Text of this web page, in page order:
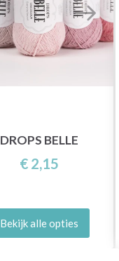
DROPS BELLE
€ 2,15
Bekijk alle opties